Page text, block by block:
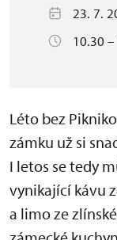
23. 7.
10.30
Léto bez
zámku už si
I letos se tedy
vynikající kávu
a limo ze